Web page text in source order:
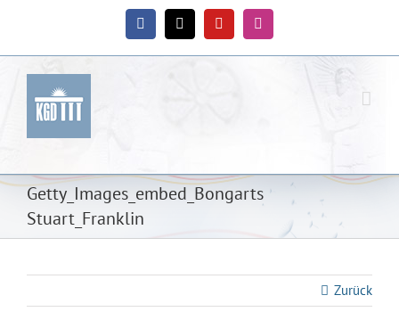
Facebook
X YouTubeInstagram
Getty_Images_embed_Bongarts
Stuart_Franklin
Zurück